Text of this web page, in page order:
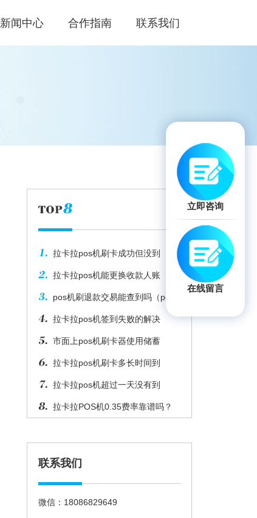
新闻中心 合作指南 联系我们
拉卡拉pos机刷卡成功但没到
拉卡拉pos机能更换收款人账
pos机刷退款交易能查到吗（pos
拉卡拉pos机签到失败的解决
市面上pos机刷卡器使用储蓄
拉卡拉pos机刷卡多长时间到
拉卡拉pos机超过一天没有到
拉卡拉POS机0.35费率靠谱吗？
联系我们
微信：18086829649
立即咨询
在线留言